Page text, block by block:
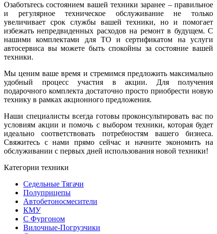
Озаботьтесь состоянием вашей техники заранее – правильное
и регулярное техническое обслуживание не только
увеличивает срок службы вашей техники, но и помогает
избежать непредвиденных расходов на ремонт в будущем. С
нашими комплектами для ТО и сертификатом на услуги
автосервиса вы можете быть спокойны за состояние вашей
техники.
Мы ценим ваше время и стремимся предложить максимально
удобный процесс участия в акции. Для получения
подарочного комплекта достаточно просто приобрести новую
технику в рамках акционного предложения.
Наши специалисты всегда готовы проконсультировать вас по
условиям акции и помочь с выбором техники, которая будет
идеально соответствовать потребностям вашего бизнеса.
Свяжитесь с нами прямо сейчас и начните экономить на
обслуживании с первых дней использования новой техники!
Категории техники
Седельные Тягачи
Полуприцепы
Автобетоносмесители
КМУ
С Фургоном
Вилочные-Погрузчики